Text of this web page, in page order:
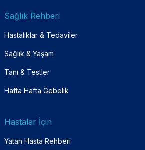
Sağlık Rehberi
Hastalıklar & Tedaviler
Sağlık & Yaşam
Tanı & Testler
Hafta Hafta Gebelik
Hastalar İçin
Yatan Hasta Rehberi